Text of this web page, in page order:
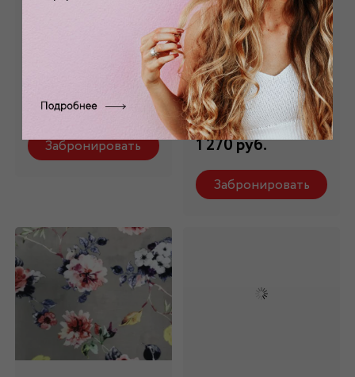
Хлопок с
Состав: 100% хлопок
1 470 руб.
Забронировать
Хлопок -стрейч
розовый с
цветочным
принтом ХБ -7679
Состав: 97 %
хлопок,3% эластан
1 270 руб.
Забронировать